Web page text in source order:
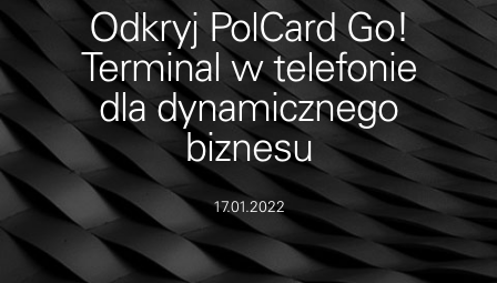
Odkryj PolCard Go!
Terminal w telefonie
dla dynamicznego
biznesu
17.01.2022